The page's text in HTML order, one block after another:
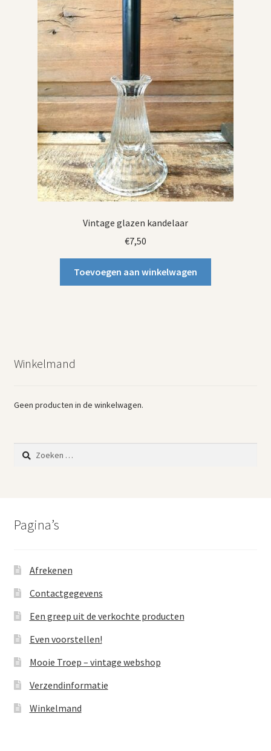
Vintage glazen kandelaar
€7,50
Toevoegen aan winkelwagen
Winkelmand
Geen producten in de winkelwagen.
Zoeken
naar:
Pagina’s
Afrekenen
Contactgegevens
Een greep uit de verkochte producten
Even voorstellen!
Mooie Troep – vintage webshop
Verzendinformatie
Winkelmand